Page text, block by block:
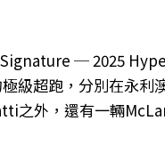
Signature ─ 2025
級超跑，分別在永
之外，還有一輛